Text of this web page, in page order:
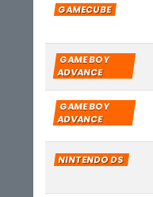
GAMECUBE
GAME BOY
ADVANCE
GAME BOY
ADVANCE
NINTENDO DS